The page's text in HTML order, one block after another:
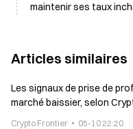
maintenir ses taux
Articles similaires
Les signaux de prise de
marché baissier, selon
Crypto Frontier 05-10 22:20